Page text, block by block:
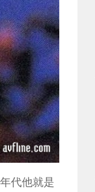
代他就是